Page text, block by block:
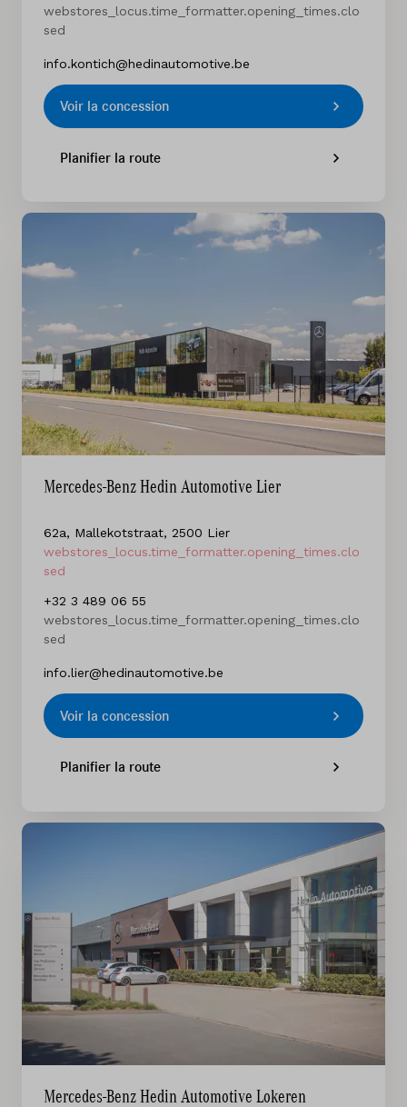
webstores_locus.time_formatter.opening_times.clo
sed
info.kontich@hedinautomotive.be
Voir la concession
Planifier la route
Mercedes-Benz Hedin Automotive Lier
62a, Mallekotstraat, 2500 Lier
webstores_locus.time_formatter.opening_times.clo
sed
+32 3 489 06 55
webstores_locus.time_formatter.opening_times.clo
sed
info.lier@hedinautomotive.be
Voir la concession
Planifier la route
Mercedes-Benz Hedin Automotive Lokeren